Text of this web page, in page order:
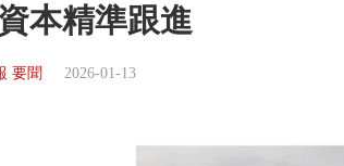
本精準跟進
要聞 2026-01-13